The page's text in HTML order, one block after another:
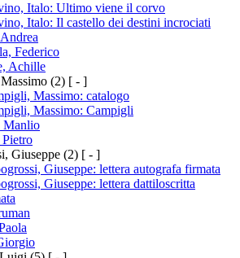
Italo: Ultimo viene il corvo
Italo: Il castello dei destini incrociati
Federico
Achille
(2) [ - ]
Massimo: catalogo
Massimo: Campigli
Manlio
Giuseppe (2) [ - ]
Giuseppe: lettera autografa firmata
Giuseppe: lettera dattiloscritta